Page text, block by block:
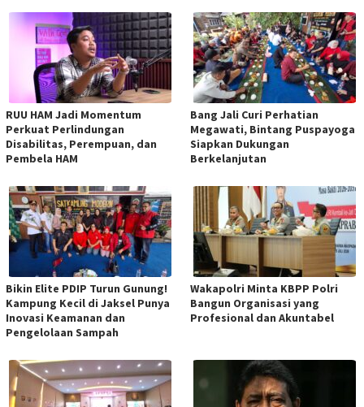
RUU HAM Jadi Momentum
Perkuat Perlindungan
Disabilitas, Perempuan, dan
Pembela HAM
Bang Jali Curi Perhatian
Megawati, Bintang Puspayoga
Siapkan Dukungan
Berkelanjutan
Bikin Elite PDIP Turun Gunung!
Kampung Kecil di Jaksel Punya
Inovasi Keamanan dan
Pengelolaan Sampah
Wakapolri Minta KBPP Polri
Bangun Organisasi yang
Profesional dan Akuntabel